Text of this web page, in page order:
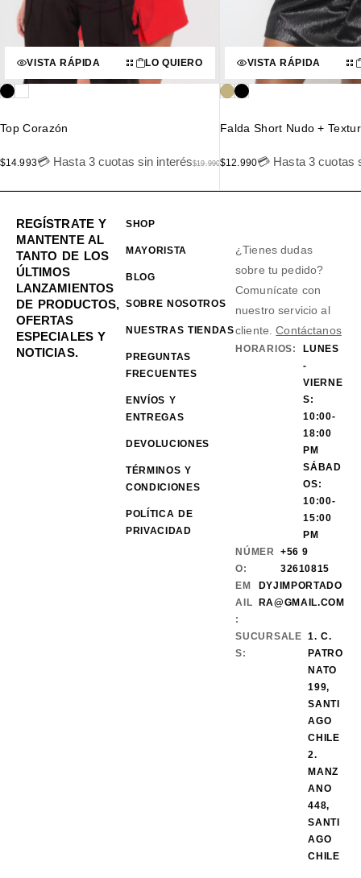
VISTA RÁPIDA LO QUIERO
Top Corazón
$19.990
$14.993💳 Hasta 3 cuotas sin interés
VISTA RÁPIDA
Falda Short Nudo +
$12.990💳 Hasta 3 cuotas
REGÍSTRATE Y
MANTENTE AL
TANTO DE LOS
ÚLTIMOS
LANZAMIENTOS
DE PRODUCTOS,
OFERTAS
ESPECIALES Y
NOTICIAS.
SHOP
MAYORISTA
BLOG
SOBRE NOSOTROS
NUESTRAS TIENDAS
PREGUNTAS
FRECUENTES
ENVÍOS Y
ENTREGAS
DEVOLUCIONES
TÉRMINOS Y
CONDICIONES
POLÍTICA DE
PRIVACIDAD
¿Tienes dudas
sobre tu pedido?
Comunícate con
nuestro servicio al
cliente.Contáctanos
HORARIOS:
LUNES
-
VIERNE
S:
10:00-
18:00
PM
SÁBAD
OS:
10:00-
15:00
PM
NÚMER
O:
+56 9
32610815
EM
AIL
:
DYJIMPORTADO
RA@GMAIL.COM
SUCURSALE
S:
1. C.
PATRO
NATO
199,
SANTI
AGO
CHILE
2.
MANZ
ANO
448,
SANTI
AGO
CHILE